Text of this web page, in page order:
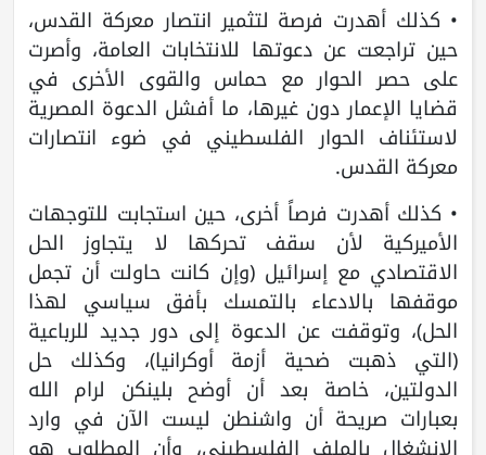
• كذلك أهدرت فرصة لتثمير انتصار معركة القدس،
حين تراجعت عن دعوتها للانتخابات العامة، وأصرت
على حصر الحوار مع حماس والقوى الأخرى في
قضايا الإعمار دون غيرها، ما أفشل الدعوة المصرية
لاستئناف الحوار الفلسطيني في ضوء انتصارات
معركة القدس.
• كذلك أهدرت فرصاً أخرى، حين استجابت للتوجهات
الأميركية لأن سقف تحركها لا يتجاوز الحل
الاقتصادي مع إسرائيل (وإن كانت حاولت أن تجمل
موقفها بالادعاء بالتمسك بأفق سياسي لهذا
الحل)، وتوقفت عن الدعوة إلى دور جديد للرباعية
(التي ذهبت ضحية أزمة أوكرانيا)، وكذلك حل
الدولتين، خاصة بعد أن أوضح بلينكن لرام الله
بعبارات صريحة أن واشنطن ليست الآن في وارد